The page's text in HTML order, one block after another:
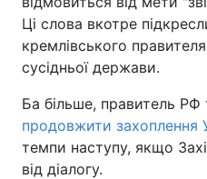
Ці слова вкотре
кремлівського
сусідньої держави.
Ба більше, правитель
продовжити захоплення
темпи наступу, якщо
від діалогу.